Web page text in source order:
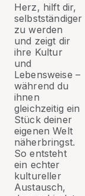
Herz, hilft dir,
selbstständiger
zu werden
und zeigt dir
ihre Kultur
und
Lebensweise –
während du
ihnen
gleichzeitig ein
Stück deiner
eigenen Welt
näherbringst.
So entsteht
ein echter
kultureller
Austausch,